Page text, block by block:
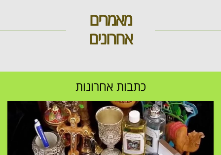
מאמרים
אחרונים
כתבות אחרונות